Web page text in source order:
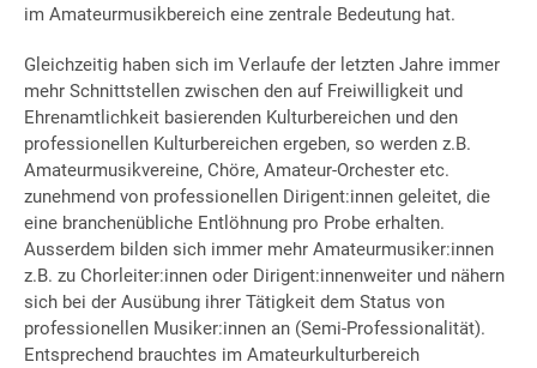
im Amateurmusikbereich eine zentrale Bedeutung hat.
Gleichzeitig haben sich im Verlaufe der letzten Jahre immer
mehr Schnittstellen zwischen den auf Freiwilligkeit und
Ehrenamtlichkeit basierenden Kulturbereichen und den
professionellen Kulturbereichen ergeben, so werden z.B.
Amateurmusikvereine, Chöre, Amateur-Orchester etc.
zunehmend von professionellen Dirigent:innen geleitet, die
eine branchenübliche Entlöhnung pro Probe erhalten.
Ausserdem bilden sich immer mehr Amateurmusiker:innen
z.B. zu Chorleiter:innen oder Dirigent:innenweiter und nähern
sich bei der Ausübung ihrer Tätigkeit dem Status von
professionellen Musiker:innen an (Semi-Professionalität).
Entsprechend brauchtes im Amateurkulturbereich